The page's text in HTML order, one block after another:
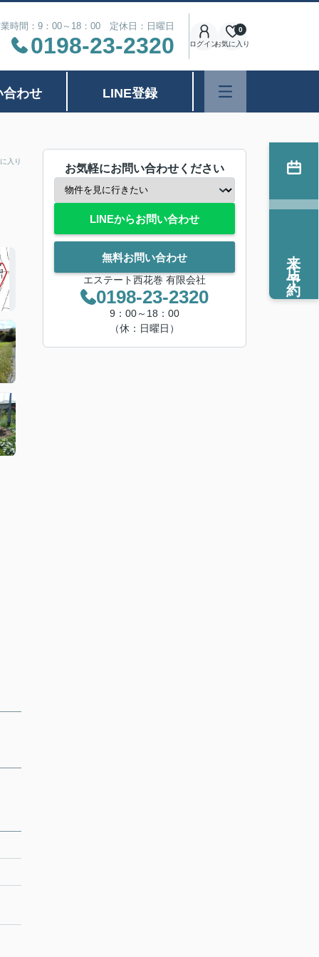
時間：9：00～18：00 定休日：日曜日
0198-23-2320 ログインお気に入り
0
合わせ LINE登録
入り
お気軽にお問い合わせください
LINEからお問い合わせ
無料お問い合わせ
エステート西花巻 有限会社
0198-23-2320
9：00～18：00
（休：日曜日）
来店予約